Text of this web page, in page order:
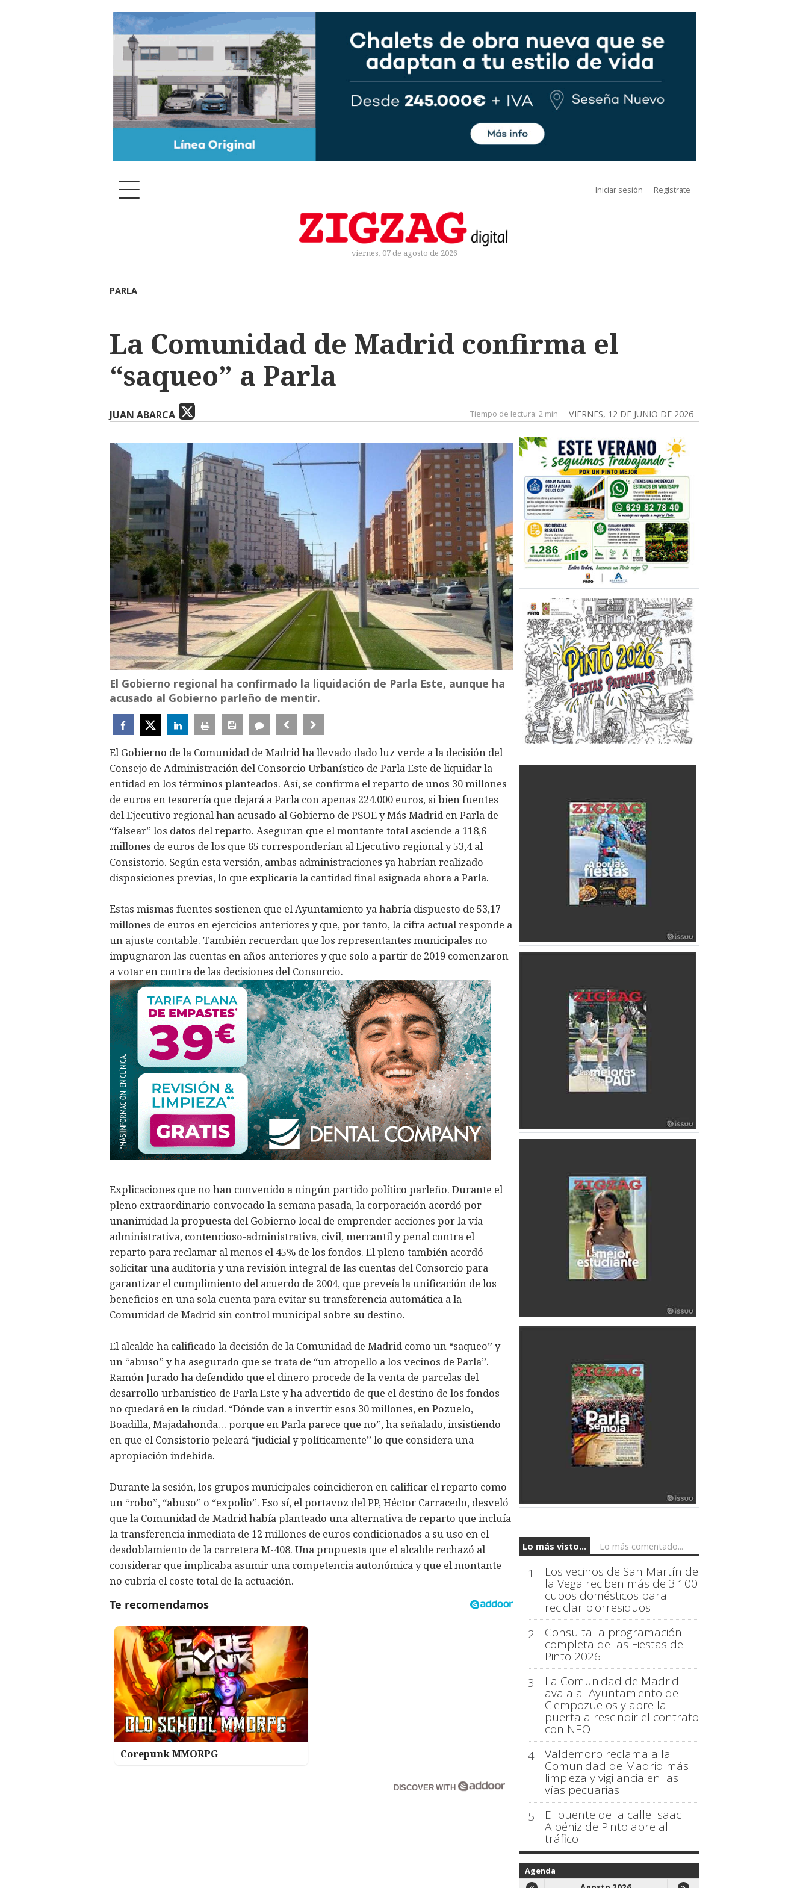
Iniciar sesión Regístrate
viernes, 07 de agosto de 2026
PARLA
La Comunidad de Madrid confirma el
“saqueo” a Parla
JUAN ABARCA VIERNES, 12 DE JUNIO DE 2026
Tiempo de lectura: 2 min
El Gobierno regional ha confirmado la liquidación de Parla Este, aunque ha
acusado al Gobierno parleño de mentir.
El Gobierno de la Comunidad de Madrid ha llevado dado luz verde a la decisión del
Consejo de Administración del Consorcio Urbanístico de Parla Este de liquidar la
entidad en los términos planteados. Así, se confirma el reparto de unos 30 millones
de euros en tesorería que dejará a Parla con apenas 224.000 euros, si bien fuentes
del Ejecutivo regional han acusado al Gobierno de PSOE y Más Madrid en Parla de
“falsear” los datos del reparto. Aseguran que el montante total asciende a 118,6
millones de euros de los que 65 corresponderían al Ejecutivo regional y 53,4 al
Consistorio. Según esta versión, ambas administraciones ya habrían realizado
disposiciones previas, lo que explicaría la cantidad final asignada ahora a Parla.
Estas mismas fuentes sostienen que el Ayuntamiento ya habría dispuesto de 53,17
millones de euros en ejercicios anteriores y que, por tanto, la cifra actual responde a
un ajuste contable. También recuerdan que los representantes municipales no
impugnaron las cuentas en años anteriores y que solo a partir de 2019 comenzaron
a votar en contra de las decisiones del Consorcio.
Explicaciones que no han convenido a ningún partido político parleño. Durante el
pleno extraordinario convocado la semana pasada, la corporación acordó por
unanimidad la propuesta del Gobierno local de emprender acciones por la vía
administrativa, contencioso-administrativa, civil, mercantil y penal contra el
reparto para reclamar al menos el 45% de los fondos. El pleno también acordó
solicitar una auditoría y una revisión integral de las cuentas del Consorcio para
garantizar el cumplimiento del acuerdo de 2004, que preveía la unificación de los
beneficios en una sola cuenta para evitar su transferencia automática a la
Comunidad de Madrid sin control municipal sobre su destino.
El alcalde ha calificado la decisión de la Comunidad de Madrid como un “saqueo” y
un “abuso” y ha asegurado que se trata de “un atropello a los vecinos de Parla”.
Ramón Jurado ha defendido que el dinero procede de la venta de parcelas del
desarrollo urbanístico de Parla Este y ha advertido de que el destino de los fondos
no quedará en la ciudad. “Dónde van a invertir esos 30 millones, en Pozuelo,
Boadilla, Majadahonda… porque en Parla parece que no”, ha señalado, insistiendo
en que el Consistorio peleará “judicial y políticamente” lo que considera una
apropiación indebida.
Durante la sesión, los grupos municipales coincidieron en calificar el reparto como
un “robo”, “abuso” o “expolio”. Eso sí, el portavoz del PP, Héctor Carracedo, desveló
que la Comunidad de Madrid había planteado una alternativa de reparto que incluía
la transferencia inmediata de 12 millones de euros condicionados a su uso en el
desdoblamiento de la carretera M-408. Una propuesta que el alcalde rechazó al
considerar que implicaba asumir una competencia autonómica y que el montante
no cubría el coste total de la actuación.
Corepunk MMORPG
DISCOVER WITH
Lo más visto... Lo más comentado...
1 Los vecinos de San Martín de
la Vega reciben más de 3.100
cubos domésticos para
reciclar biorresiduos
2
Consulta la programación
completa de las Fiestas de
Pinto 2026
3
La Comunidad de Madrid
avala al Ayuntamiento de
Ciempozuelos y abre la
puerta a rescindir el contrato
con NEO
4
Valdemoro reclama a la
Comunidad de Madrid más
limpieza y vigilancia en las
vías pecuarias
5
El puente de la calle Isaac
Albéniz de Pinto abre al
tráfico
Agenda